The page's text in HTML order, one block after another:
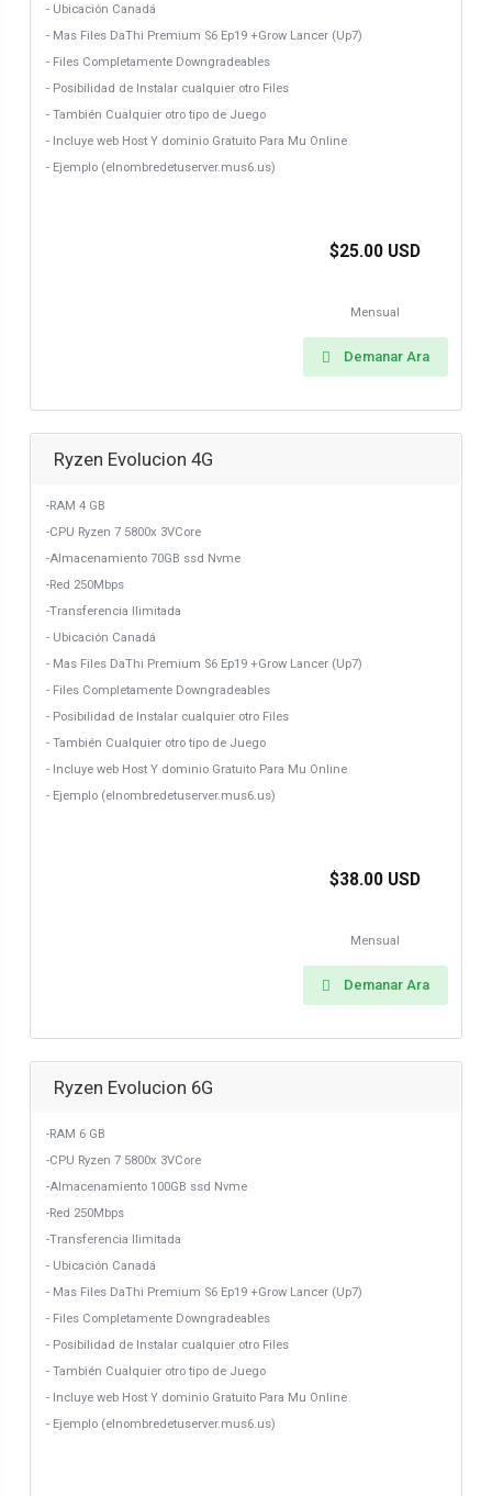
- Ubicación Canadá
- Mas Files DaThi Premium S6 Ep19 +Grow Lancer (Up7)
- Files Completamente Downgradeables
- Posibilidad de Instalar cualquier otro Files
- También Cualquier otro tipo de Juego
- Incluye web Host Y dominio Gratuito Para Mu Online
- Ejemplo (elnombredetuserver.mus6.us)
$25.00 USD
Mensual
Demanar Ara
Ryzen Evolucion 4G
-RAM 4 GB
-CPU Ryzen 7 5800x 3VCore
-Almacenamiento 70GB ssd Nvme
-Red 250Mbps
-Transferencia Ilimitada
- Ubicación Canadá
- Mas Files DaThi Premium S6 Ep19 +Grow Lancer (Up7)
- Files Completamente Downgradeables
- Posibilidad de Instalar cualquier otro Files
- También Cualquier otro tipo de Juego
- Incluye web Host Y dominio Gratuito Para Mu Online
- Ejemplo (elnombredetuserver.mus6.us)
$38.00 USD
Mensual
Demanar Ara
Ryzen Evolucion 6G
-RAM 6 GB
-CPU Ryzen 7 5800x 3VCore
-Almacenamiento 100GB ssd Nvme
-Red 250Mbps
-Transferencia Ilimitada
- Ubicación Canadá
- Mas Files DaThi Premium S6 Ep19 +Grow Lancer (Up7)
- Files Completamente Downgradeables
- Posibilidad de Instalar cualquier otro Files
- También Cualquier otro tipo de Juego
- Incluye web Host Y dominio Gratuito Para Mu Online
- Ejemplo (elnombredetuserver.mus6.us)